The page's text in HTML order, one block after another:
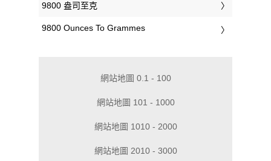
‎9800 盎司至克
‎9800 Ounces To Grammes
網站地圖 0.1 - 100
網站地圖 101 - 1000
網站地圖 1010 - 2000
網站地圖 2010 - 3000